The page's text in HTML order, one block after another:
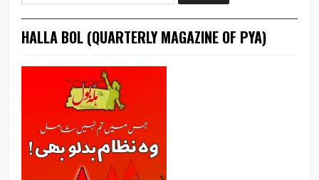
HALLA BOL (QUARTERLY MAGAZINE OF PYA)